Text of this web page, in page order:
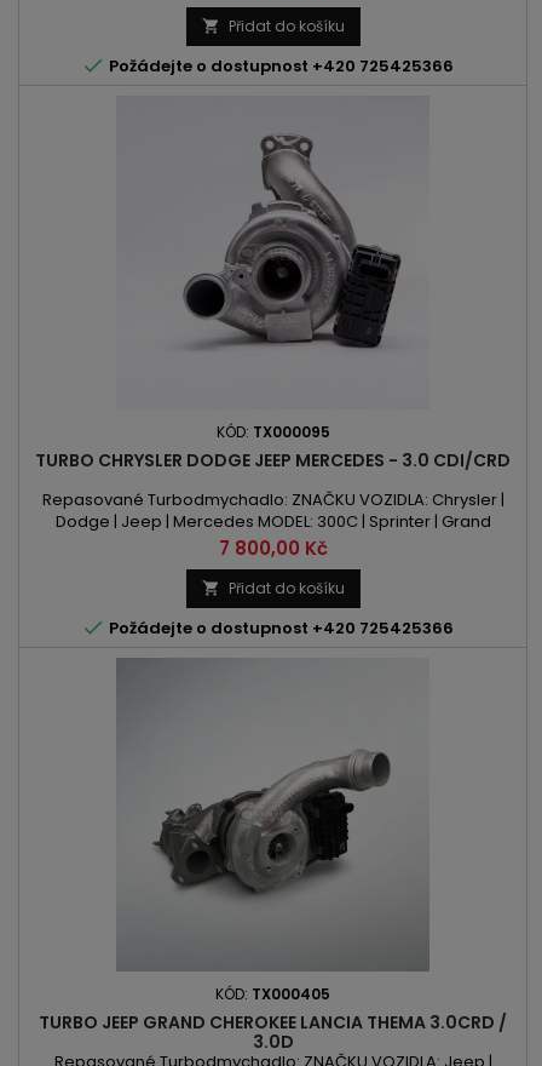
 Přidat do košíku
 Požádejte o dostupnost +420 725425366
KÓD: TX000095
TURBO CHRYSLER DODGE JEEP MERCEDES - 3.0 CDI/CRD
Repasované Turbodmychadlo: ZNAČKU VOZIDLA: Chrysler |
Dodge | Jeep | Mercedes MODEL: 300C | Sprinter | Grand
Cherokee | Commander | C-Class | E-Class | G-Class | Gl-
Class | M-Class | R-Class | CLK | CLS | Sprinter | Viano | Vito KÓD
MOTORU: OM642/OM642DE30LA/OM645/OM664/M664
OBSAH: 2987ccm 3.0 CDI/CRD VÝKON: 184PS/135kW |
190PS/140kW | 204PS/150kW |...
Cena
7 800,00 Kč
 Přidat do košíku
 Požádejte o dostupnost +420 725425366
KÓD: TX000405
TURBO JEEP GRAND CHEROKEE LANCIA THEMA 3.0CRD /
3.0D